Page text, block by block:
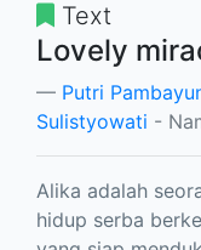
Text
Lovely
Putri
Sulistyowati -
Alika adalah
hidup serba